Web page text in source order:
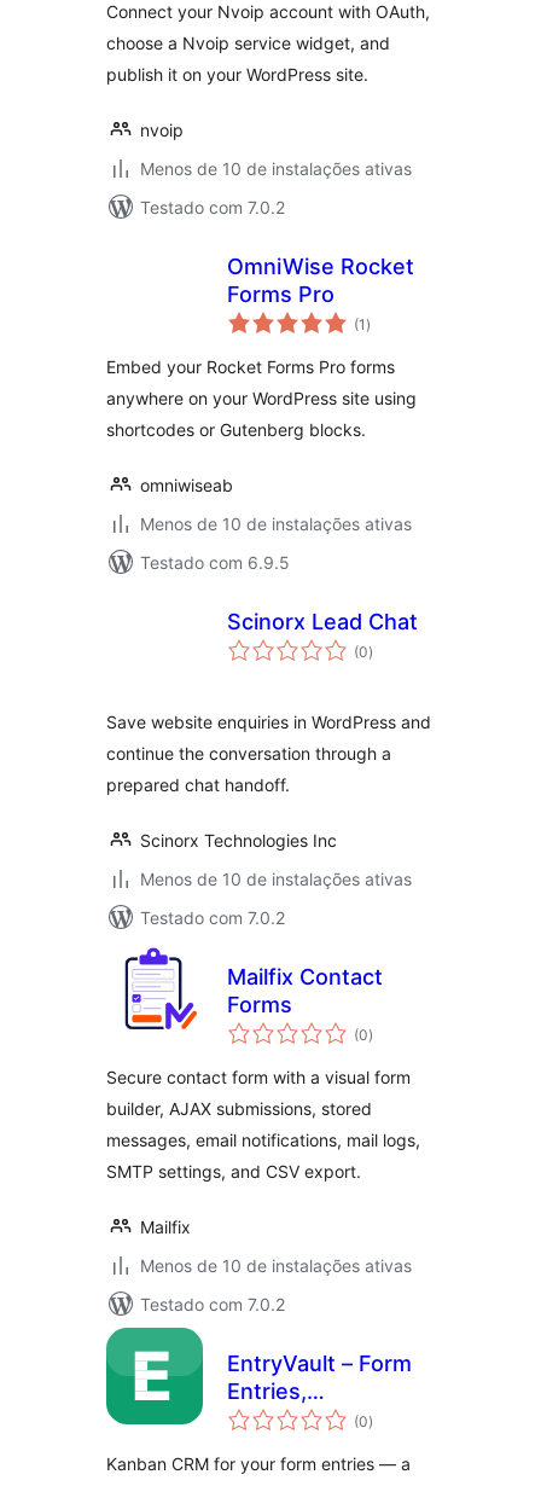
Connect your Nvoip account with OAuth,
choose a Nvoip service widget, and
publish it on your WordPress site.
nvoip
Menos de 10 de instalações ativas
Testado com 7.0.2
OmniWise Rocket
Forms Pro
(1 total
de
)
Embed your Rocket Forms Pro forms
anywhere on your WordPress site using
shortcodes or Gutenberg blocks.
omniwiseab
Menos de 10 de instalações ativas
Testado com 6.9.5
Scinorx Lead Chat
(0total
de
)
Save website enquiries in WordPress and
continue the conversation through a
prepared chat handoff.
Scinorx Technologies Inc
Menos de 10 de instalações ativas
Testado com 7.0.2
Mailfix Contact
Forms
(0total
de
)
Secure contact form with a visual form
builder, AJAX submissions, stored
messages, email notifications, mail logs,
SMTP settings, and CSV export.
Mailfix
Menos de 10 de instalações ativas
Testado com 7.0.2
EntryVault – Form
Entries,
Submissions &
(0total
de
)
Kanban CRM for your form entries — a